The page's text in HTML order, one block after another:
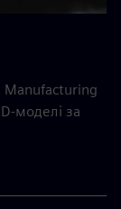
Manufacturing
моделі за